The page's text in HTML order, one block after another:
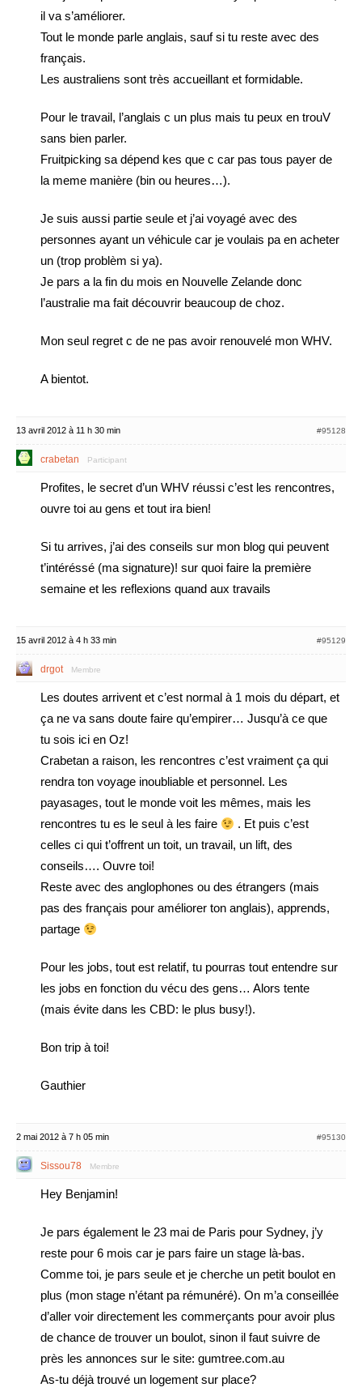
il va s’améliorer.
Tout le monde parle anglais, sauf si tu reste avec des
français.
Les australiens sont très accueillant et formidable.
Pour le travail, l’anglais c un plus mais tu peux en trouV
sans bien parler.
Fruitpicking sa dépend kes que c car pas tous payer de
la meme manière (bin ou heures…).
Je suis aussi partie seule et j’ai voyagé avec des
personnes ayant un véhicule car je voulais pa en acheter
un (trop problèm si ya).
Je pars a la fin du mois en Nouvelle Zelande donc
l’australie ma fait découvrir beaucoup de choz.
Mon seul regret c de ne pas avoir renouvelé mon WHV.
A bientot.
13 avril 2012 à 11 h 30 min #95128
crabetan Participant
Profites, le secret d’un WHV réussi c’est les rencontres,
ouvre toi au gens et tout ira bien!
Si tu arrives, j’ai des conseils sur mon blog qui peuvent
t’intéréssé (ma signature)! sur quoi faire la première
semaine et les reflexions quand aux travails
15 avril 2012 à 4 h 33 min #95129
drgot Membre
Les doutes arrivent et c’est normal à 1 mois du départ, et
ça ne va sans doute faire qu’empirer… Jusqu’à ce que
tu sois ici en Oz!
Crabetan a raison, les rencontres c’est vraiment ça qui
rendra ton voyage inoubliable et personnel. Les
payasages, tout le monde voit les mêmes, mais les
rencontres tu es le seul à les faire
. Et puis c’est
celles ci qui t’offrent un toit, un travail, un lift, des
conseils…. Ouvre toi!
Reste avec des anglophones ou des étrangers (mais
pas des français pour améliorer ton anglais), apprends,
partage
Pour les jobs, tout est relatif, tu pourras tout entendre sur
les jobs en fonction du vécu des gens… Alors tente
(mais évite dans les CBD: le plus busy!).
Bon trip à toi!
Gauthier
2 mai 2012 à 7 h 05 min #95130
Sissou78 Membre
Hey Benjamin!
Je pars également le 23 mai de Paris pour Sydney, j’y
reste pour 6 mois car je pars faire un stage là-bas.
Comme toi, je pars seule et je cherche un petit boulot en
plus (mon stage n’étant pa rémunéré). On m’a conseillée
d’aller voir directement les commerçants pour avoir plus
de chance de trouver un boulot, sinon il faut suivre de
près les annonces sur le site: gumtree.com.au
As-tu déjà trouvé un logement sur place?